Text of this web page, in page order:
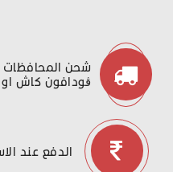
شحن المحافظات
ڤودافون كاش او
الدفع عند